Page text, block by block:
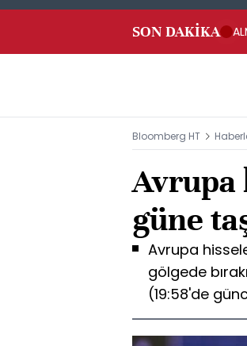
SON DAKİKA
Bloomberg HT
Avrupa
güne
Avrupa
gölgede
(19:58'de